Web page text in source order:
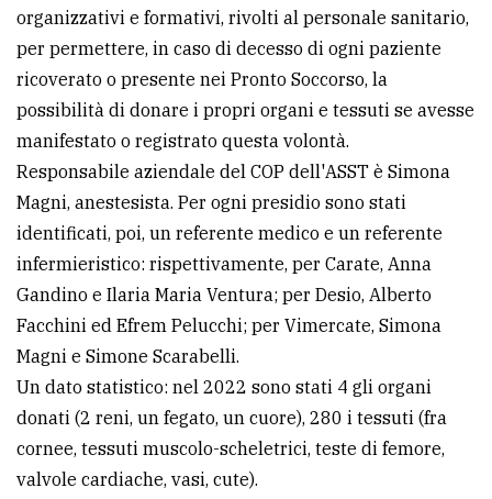
organizzativi e formativi, rivolti al personale sanitario,
per permettere, in caso di decesso di ogni paziente
ricoverato o presente nei Pronto Soccorso, la
possibilità di donare i propri organi e tessuti se avesse
manifestato o registrato questa volontà.
Responsabile aziendale del COP dell'ASST è Simona
Magni, anestesista. Per ogni presidio sono stati
identificati, poi, un referente medico e un referente
infermieristico: rispettivamente, per Carate, Anna
Gandino e Ilaria Maria Ventura; per Desio, Alberto
Facchini ed Efrem Pelucchi; per Vimercate, Simona
Magni e Simone Scarabelli.
Un dato statistico: nel 2022 sono stati 4 gli organi
donati (2 reni, un fegato, un cuore), 280 i tessuti (fra
cornee, tessuti muscolo-scheletrici, teste di femore,
valvole cardiache, vasi, cute).